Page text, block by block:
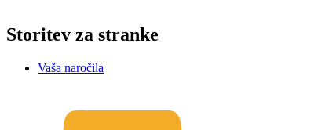
Storitev za stranke
Vaša naročila